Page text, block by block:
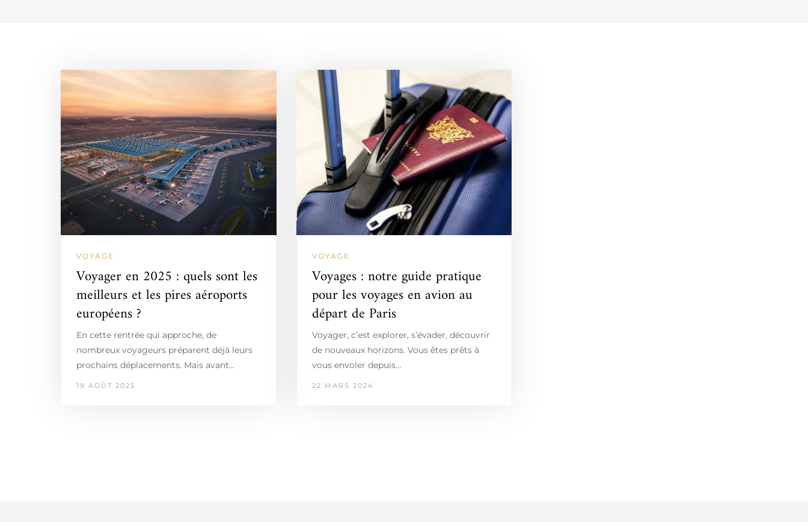
VOYAGE
Voyager en 2025 : quels sont les
meilleurs et les pires aéroports
européens ?
En cette rentrée qui approche, de
nombreux voyageurs préparent déjà leurs
prochains déplacements. Mais avant…
19 AOÛT 2025
VOYAGE
Voyages : notre guide pratique
pour les voyages en avion au
départ de Paris
Voyager, c’est explorer, s’évader, découvrir
de nouveaux horizons. Vous êtes prêts à
vous envoler depuis…
22 MARS 2024